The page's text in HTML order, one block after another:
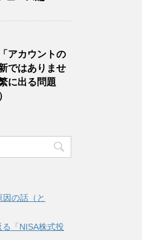
アカウントの
ではありませ
に出る問題
の話（と
「NISA株式投